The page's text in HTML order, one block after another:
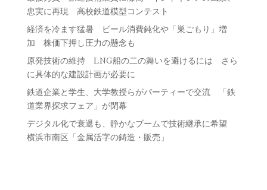
忠実に再現 高校鉄道模型コンテスト
経済を冷ます猛暑 ビール消費鈍化や「巣ごもり」増
加 株価下押し圧力の懸念も
原発技術の維持 LNG船の二の舞いを避けるには さら
に具体的な建設計画が必要に
鉄道企業と学生、大学教授らがパーティーで交流 「鉄
道業界探求フェア」が閉幕
デジタル化で衰退も、静かなブームで技術継承に希望
横浜市南区「金属活字の鋳造・販売」